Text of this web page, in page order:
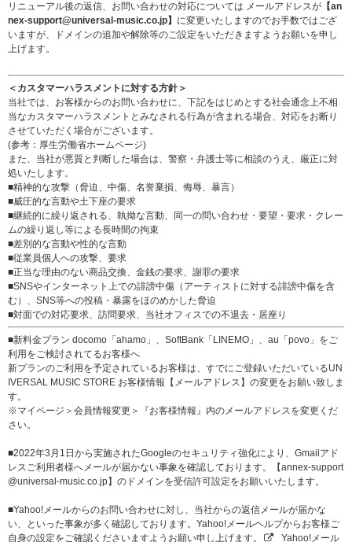
リニューアル後の返信、お問い合わせの対応については メールアドレスが 【an
nex-support@universal-music.co.jp】 に変更いたしますのでお手数ではござ
いますが、ドメインの追加や解除等のご設定をいただきますようお願いを申し
上げます。
＜カスタマーハラスメントに対する方針＞
当社では、お客様からのお問い合わせに、下記をはじめとする社会通念上不相
当なカスタマーハラスメントとみなされる行為が含まれる場合、対応をお断り
させていただく場合がございます。
(参考： 厚生労働省ホームページ)
また、当社が悪質と判断した場合は、警察・弁護士等に相談のうえ、厳正に対
処いたします。
■精神的な攻撃（脅迫、中傷、名誉棄損、侮辱、暴言）
■威圧的な言動や土下座の要求
■継続的に繰り返される、執拗な言動、同一の問い合わせ・要望・要求・クレー
ムの繰り返し等による長時間の拘束
■差別的な言動や性的な言動
■従業員個人への攻撃、要求
■正当な理由のない商品交換、金銭の要求、謝罪の要求
■SNSやインターネット上での誹謗中傷（アーティストに対する誹謗中傷を含
む）、SNS等への投稿・暴露をほのめかした脅迫
■対面での対応要求、訪問要求、当社オフィスでの不退去・居座り
■新料金プラン docomo「ahamo」、SoftBank「LINEMO」、au「povo」をご
利用をご検討されてるお客様へ
新プランのご利用を予定されているお客様は、すでにご登録いただいているUN
IVERSAL MUSIC STORE お客様情報【メールアドレス】の変更をお願い致しま
す。
※マイページ＞会員情報変更＞『お客様情報』内のメールアドレスを変更くだ
さい。
■2022年3月1日から実施されたGoogleのセキュリティ強化により、Gmailアド
レスご利用者様へメールが届かない事象を確認しております。【annex-support
@universal-music.co.jp】のドメインを受信許可設定をお願いいたします。
■Yahoo!メールからのお問い合わせに対し、当社からの返信メールが届かな
い、といった事象が多く確認しております。Yahoo!メールヘルプからお客様ご
自身の設定をご確認くださいますようお願い申し上げます。
Yahoo!メール